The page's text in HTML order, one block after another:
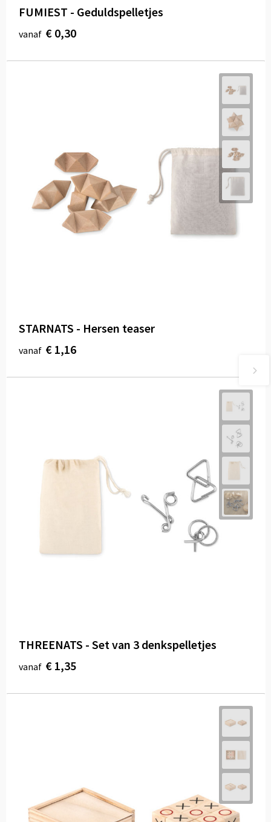
FUMIEST - Geduldspelletjes
vanaf € 0,30
STARNATS - Hersen teaser
vanaf € 1,16
THREENATS - Set van 3 denkspelletjes
vanaf € 1,35